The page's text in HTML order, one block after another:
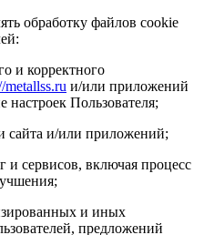
обработку файлов cookie
и корректного
metallss.ru и/или приложений
Пользователя;
сайта и/или приложений;
и сервисов, включая процесс
и иных
предложений